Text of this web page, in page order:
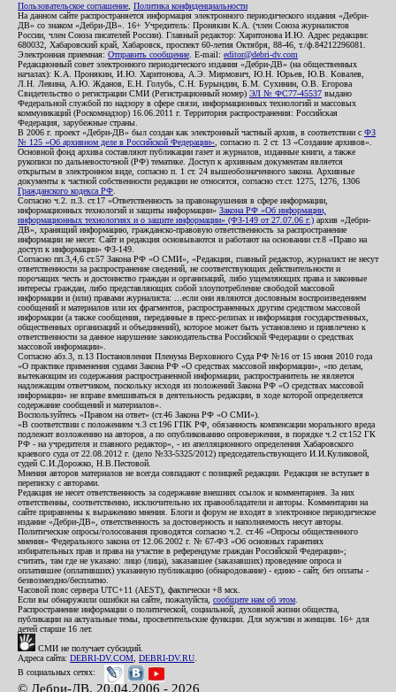
Пользовательское соглашение Политика конфиденциальности
На данном сайте распространяется информация электронного периодического издания «Дебри-
ДВ» со знаком «Дебри-ДВ». 16+ Учредитель: Пронякин К.А. (член Союза журналистов
России, член Союза писателей России). Главный редактор: Харитонова И.Ю. Адрес редакции:
680032, Хабаровский край, Хабаровск, проспект 60-летия Октября, 88-46, т./ф.84212296081.
Электронная приемная: Отправить сообщение . E-mail: editor@debri-dv.com
Редакционный совет электронного периодического издания «Дебри-ДВ» (на общественных
началах): К.А. Пронякин, И.Ю. Харитонова, А.Э. Мирмович, Ю.Н. Юрьев, Ю.В. Ковалев,
Л.Н. Левина, А.Ю. Жданов, Е.Н. Голубь, С.Н. Бурындин, Б.М. Сухинин, О.В. Егорова
Свидетельство о регистрации СМИ (Регистрационный номер) ЭЛ № ФС77-45537 выдано
Федеральной службой по надзору в сфере связи, информационных технологий и массовых
коммуникаций (Роскомнадзор) 16.06.2011 г. Территория распространения: Российская
Федерация, зарубежные страны.
В 2006 г. проект «Дебри-ДВ» был создан как электронный частный архив, в соответствии с ФЗ
№ 125 «Об архивном деле в Российской Федерации» , согласно п. 2 ст. 13 «Создание архивов».
Основной фонд архива составляют публикации газет и журналов, изданные книги, а также
рукописи по дальневосточной (РФ) тематике. Доступ к архивным документам является
открытым в электронном виде, согласно п. 1 ст. 24 вышеобозначенного закона. Архивные
документы к частной собственности редакции не относятся, согласно ст.ст. 1275, 1276, 1306
Гражданского кодекса РФ
Согласно ч.2. п.3. ст.17 «Ответственность за правонарушения в сфере информации,
информационных технологий и защиты информации» Закона РФ «Об информации,
информационных технологиях и о защите информации» (ФЗ-149 от 27.07.06 г.) архив «Дебри-
ДВ», хранящий информацию, гражданско-правовую ответственность за распространение
информации не несет. Сайт и редакция основываются и работают на основании ст.8 «Право на
доступ к информации» ФЗ-149.
Согласно пп.3,4,6 ст.57 Закона РФ «О СМИ», «Редакция, главный редактор, журналист не несут
ответственности за распространение сведений, не соответствующих действительности и
порочащих честь и достоинство граждан и организаций, либо ущемляющих права и законные
интересы граждан, либо представляющих собой злоупотребление свободой массовой
информации и (или) правами журналиста: ...если они являются дословным воспроизведением
сообщений и материалов или их фрагментов, распространенных другим средством массовой
информации (а также сообщения, переданные в пресс-релизах и информация государственных,
общественных организаций и объединений), которое может быть установлено и привлечено к
ответственности за данное нарушение законодательства Российской Федерации о средствах
массовой информации».
Согласно абз.3, п.13 Постановления Пленума Верховного Суда РФ №16 от 15 июня 2010 года
«О практике применения судами Закона РФ «О средствах массовой информации», «по делам,
вытекающим из содержания распространенной информации, распространитель не является
надлежащим ответчиком, поскольку исходя из положений Закона РФ «О средствах массовой
информации» не вправе вмешиваться в деятельность редакции, в ходе которой определяется
содержание сообщений и материалов».
Воспользуйтесь «Правом на ответ» (ст.46 Закона РФ «О СМИ»).
«В соответствии с положением ч.3 ст.196 ГПК РФ, обязанность компенсации морального вреда
подлежит возложению на авторов, а по опубликованию опровержения, в порядке ч.2 ст.152 ГК
РФ - на учредителя и главного редактор», - из апелляционного определения Хабаровского
краевого суда от 22.08.2012 г. (дело №33-5325/2012) председательствующего И.И.Куликовой,
судей С.И.Дорожко, Н.В.Пестовой.
Мнения авторов материалов не всегда совпадают с позицией редакции. Редакция не вступает в
переписку с авторами.
Редакция не несет ответственность за содержание внешних ссылок и комментариев. За них
ответственны, соответственно, исключительно их правообладатели и авторы. Комментарии на
сайте приравнены к выражению мнения. Блоги и форум не входят в электронное периодическое
издание «Дебри-ДВ», ответственность за достоверность и наполняемость несут авторы.
Политические опросы/голосования проводятся согласно ч.2. ст.46 «Опросы общественного
мнения» Федерального закона от 12.06.2002 г. № 67-ФЗ «Об основных гарантиях
избирательных прав и права на участие в референдуме граждан Российской Федерации»;
считать, там где не указано: лицо (лица), заказавшее (заказавших) проведение опроса и
оплатившее (оплативших) указанную публикацию (обнародование) - едино - сайт, без оплаты -
безвозмездно/бесплатно.
Часовой пояс сервера UTC+11 (AEST), фактически +8 мск.
Если вы обнаружили ошибки на сайте, пожалуйста, сообщите нам об этом
Распространение информации о политической, социальной, духовной жизни общества,
публикации на актуальные темы, просветительские функции. Для мужчин и женщин. 16+ для
детей старше 16 лет.
СМИ не получает субсидий.
Адреса сайта: DEBRI-DV.COM DEBRI-DV.RU
В социальных сетях:
© Дебри-ДВ, 20.04.2006 - 2026